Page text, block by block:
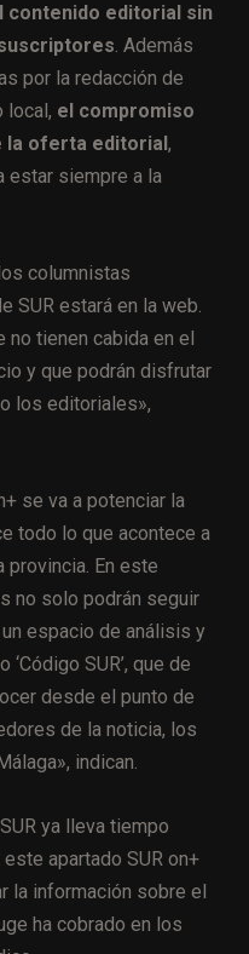
contenido editorial sin
. Además
por la redacción de
local, el compromiso
la oferta editorial,
estar siempre a la
columnistas
SUR estará en la web.
no tienen cabida en el
y que podrán disfrutar
los editoriales»,
se va a potenciar la
todo lo que acontece a
provincia. En este
no solo podrán seguir
espacio de análisis y
SUR’, que de
desde el punto de
de la noticia, los
indican.
ya lleva tiempo
apartado SUR on+
la información sobre el
ha cobrado en los